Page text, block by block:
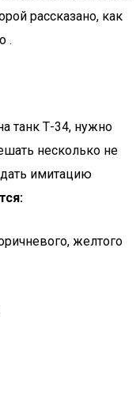
рассказано, как
.
танк Т-34, нужно
несколько не
имитацию
желтого